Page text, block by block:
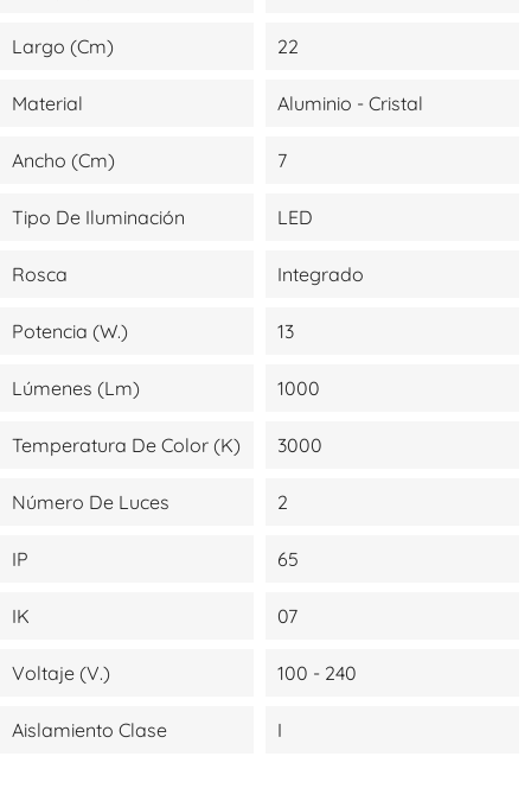
Largo (cm) 22
Material Aluminio - Cristal
Ancho (cm) 7
Tipo De Iluminación LED
Rosca Integrado
Potencia (W.) 13
Lúmenes (lm) 1000
Temperatura De Color (K) 3000
Número De Luces 2
IP 65
IK 07
Voltaje (V.) 100 - 240
Aislamiento Clase I